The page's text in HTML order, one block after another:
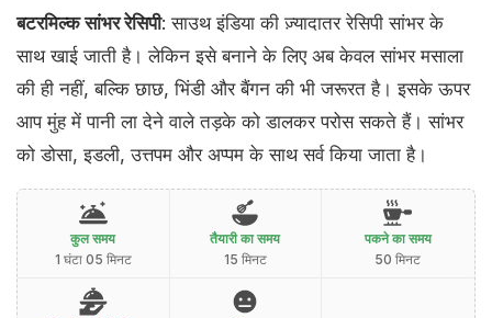
बटरमिल्क सांभर रेसिपी: साउथ इंडिया की ज़्यादातर रेसिपी सांभर के
साथ खाई जाती है। लेकिन इसे बनाने के लिए अब केवल सांभर मसाला
की ही नहीं, बल्कि छाछ, भिंडी और बैंगन की भी जरूरत है। इसके ऊपर
आप मुंह में पानी ला देने वाले तड़के को डालकर परोस सकते हैं। सांभर
को डोसा, इडली, उत्तपम और अप्पम के साथ सर्व किया जाता है।
कुल समय
1 घंटा 05 मिनट
तैयारी का समय
15 मिनट
पकने का समय
50 मिनट